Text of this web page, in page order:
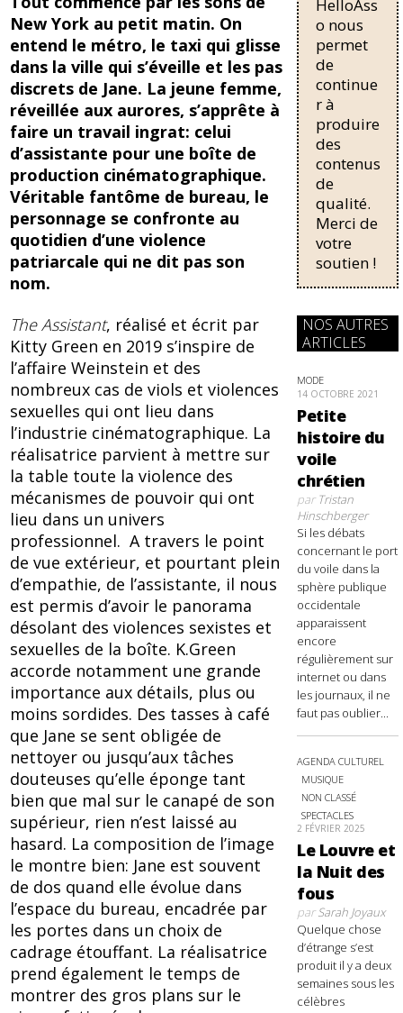
o
o
k
y
New York au petit matin. On
entend le métro, le taxi qui glisse
dans la ville qui s’éveille et les pas
discrets de Jane. La jeune femme,
réveillée aux aurores, s’apprête à
faire un travail ingrat: celui
d’assistante pour une boîte de
production cinématographique.
Véritable fantôme de bureau, le
personnage se confronte au
quotidien d’une violence
patriarcale qui ne dit pas son
nom.
The Assistant, réalisé et écrit par
Kitty Green en 2019 s’inspire de
l’affaire Weinstein et des
nombreux cas de viols et violences
sexuelles qui ont lieu dans
l’industrie cinématographique. La
réalisatrice parvient à mettre sur
la table toute la violence des
mécanismes de pouvoir qui ont
lieu dans un univers
professionnel. A travers le point
de vue extérieur, et pourtant plein
d’empathie, de l’assistante, il nous
est permis d’avoir le panorama
désolant des violences sexistes et
sexuelles de la boîte. K.Green
accorde notamment une grande
importance aux détails, plus ou
moins sordides. Des tasses à café
que Jane se sent obligée de
nettoyer ou jusqu’aux tâches
douteuses qu’elle éponge tant
bien que mal sur le canapé de son
supérieur, rien n’est laissé au
hasard. La composition de l’image
le montre bien: Jane est souvent
de dos quand elle évolue dans
l’espace du bureau, encadrée par
les portes dans un choix de
cadrage étouffant. La réalisatrice
prend également le temps de
montrer des gros plans sur le
pour une
régularisati
on,
passant de
trois...
HelloAss
o nous
permet
de
continue
r à
produire
des
contenus
de
qualité.
Merci de
votre
soutien !
NOS AUTRES
ARTICLES
MODE
14 OCTOBRE 2021
Petite
histoire du
voile
chrétien
parTristan
Hinschberger
Si les débats
concernant le port
du voile dans la
sphère publique
occidentale
apparaissent
encore
régulièrement sur
internet ou dans
les journaux, il ne
faut pas oublier...
AGENDA CULTUREL
MUSIQUE
NON CLASSÉ
SPECTACLES
2 FÉVRIER 2025
Le Louvre et
la Nuit des
fous
parSarah Joyaux
Quelque chose
d’étrange s’est
produit il y a deux
semaines sous les
célèbres